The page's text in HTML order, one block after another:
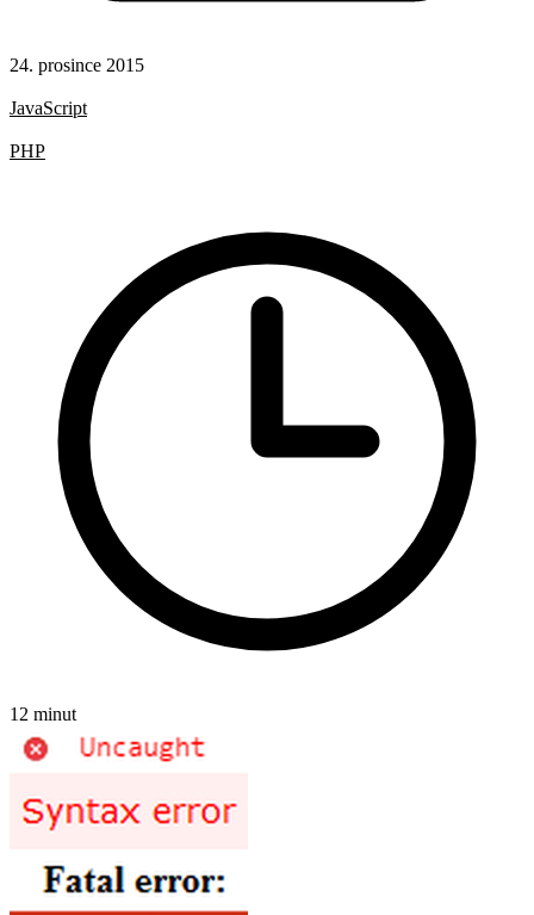
24. prosince 2015
JavaScript
PHP
12 minut